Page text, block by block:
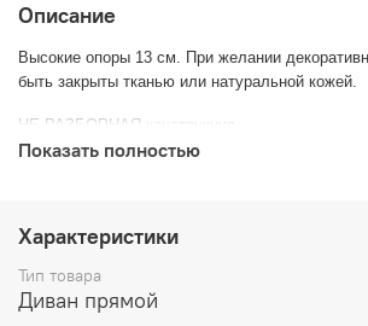
Описание
Высокие опоры 13 см. При желании
быть закрыты тканью или натуральной кожей.
НЕ РАЗБОРНАЯ конструкция.
Для облегчения вноса подушки сидения могут
Данная модель может быть
Механизм трансформации в диване- Пума с
Показать полностью
Характеристики
Тип товара
Диван прямой